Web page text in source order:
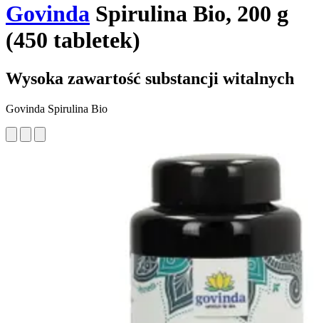
Govinda Spirulina Bio, 200 g
(450 tabletek)
Wysoka zawartość substancji witalnych
Govinda Spirulina Bio